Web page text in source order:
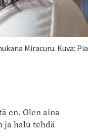
Miracuru. Kuva: Pia
en. Olen aina
ja halu tehdä